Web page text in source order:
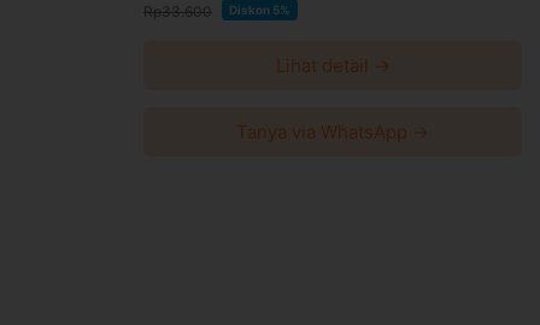
Rp33.600 Diskon 5%
Lihat detail →
Tanya via WhatsApp →